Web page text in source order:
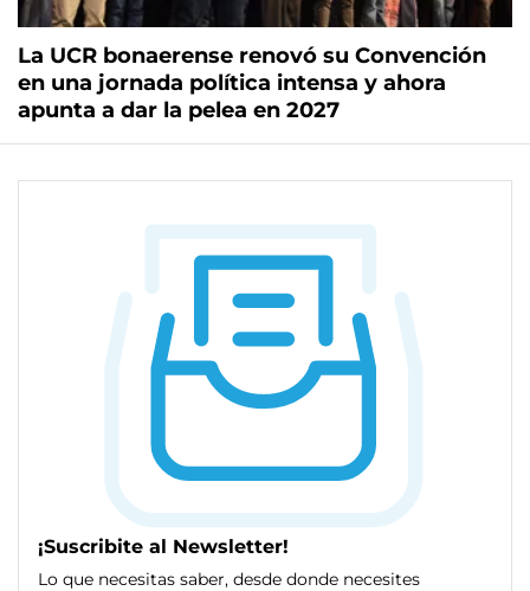
La UCR bonaerense renovó su Convención
en una jornada política intensa y ahora
apunta a dar la pelea en 2027
¡Suscribite al Newsletter!
Lo que necesitas saber, desde donde necesites